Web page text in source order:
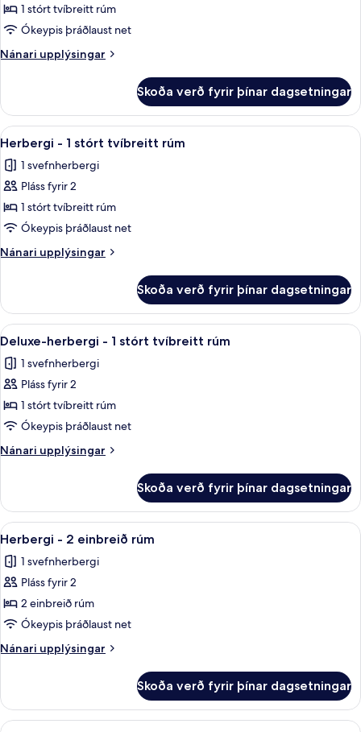
Glæsileg
svíta
-
1
1 stórt tvíbreitt rúm
Ókeypis þráðlaust net
Nánari upplýsingar
Nánari
svíta
1
svefnherbergi
Skoða verð fyrir þínar dagsetningar
Skoða
allar
myndir
fyrir
Herbergi
-
1
stórt
rúm
Herbergi - 1 stórt tvíbreitt rúm |
4
Herbergi - 1 stórt tvíbreitt rúm
1 svefnherbergi
Pláss fyrir 2
1 stórt tvíbreitt rúm
Ókeypis þráðlaust net
Nánari upplýsingar
Nánari
-
stórt
rúm
Skoða verð fyrir þínar dagsetningar
Skoða
allar
myndir
fyrir
Deluxe-
herbergi
-
1
tvíbreitt
rúm
Deluxe-herbergi - 1 stórt tvíbreitt
6
Deluxe-herbergi - 1 stórt tvíbreitt rúm
1 svefnherbergi
Pláss fyrir 2
1 stórt tvíbreitt rúm
Ókeypis þráðlaust net
Nánari upplýsingar
Nánari
herbergi
1
tvíbreitt
rúm
Skoða verð fyrir þínar dagsetningar
Skoða
allar
myndir
fyrir
Herbergi
-
2
einbreið
Herbergi - 2 einbreið rúm | Rúmföt
6
Herbergi - 2 einbreið rúm
1 svefnherbergi
Pláss fyrir 2
2 einbreið rúm
Ókeypis þráðlaust net
Nánari upplýsingar
Nánari
-
Skoða verð fyrir þínar dagsetningar
Skoða
Rúmföt úr egypskri bómull, rúmföt